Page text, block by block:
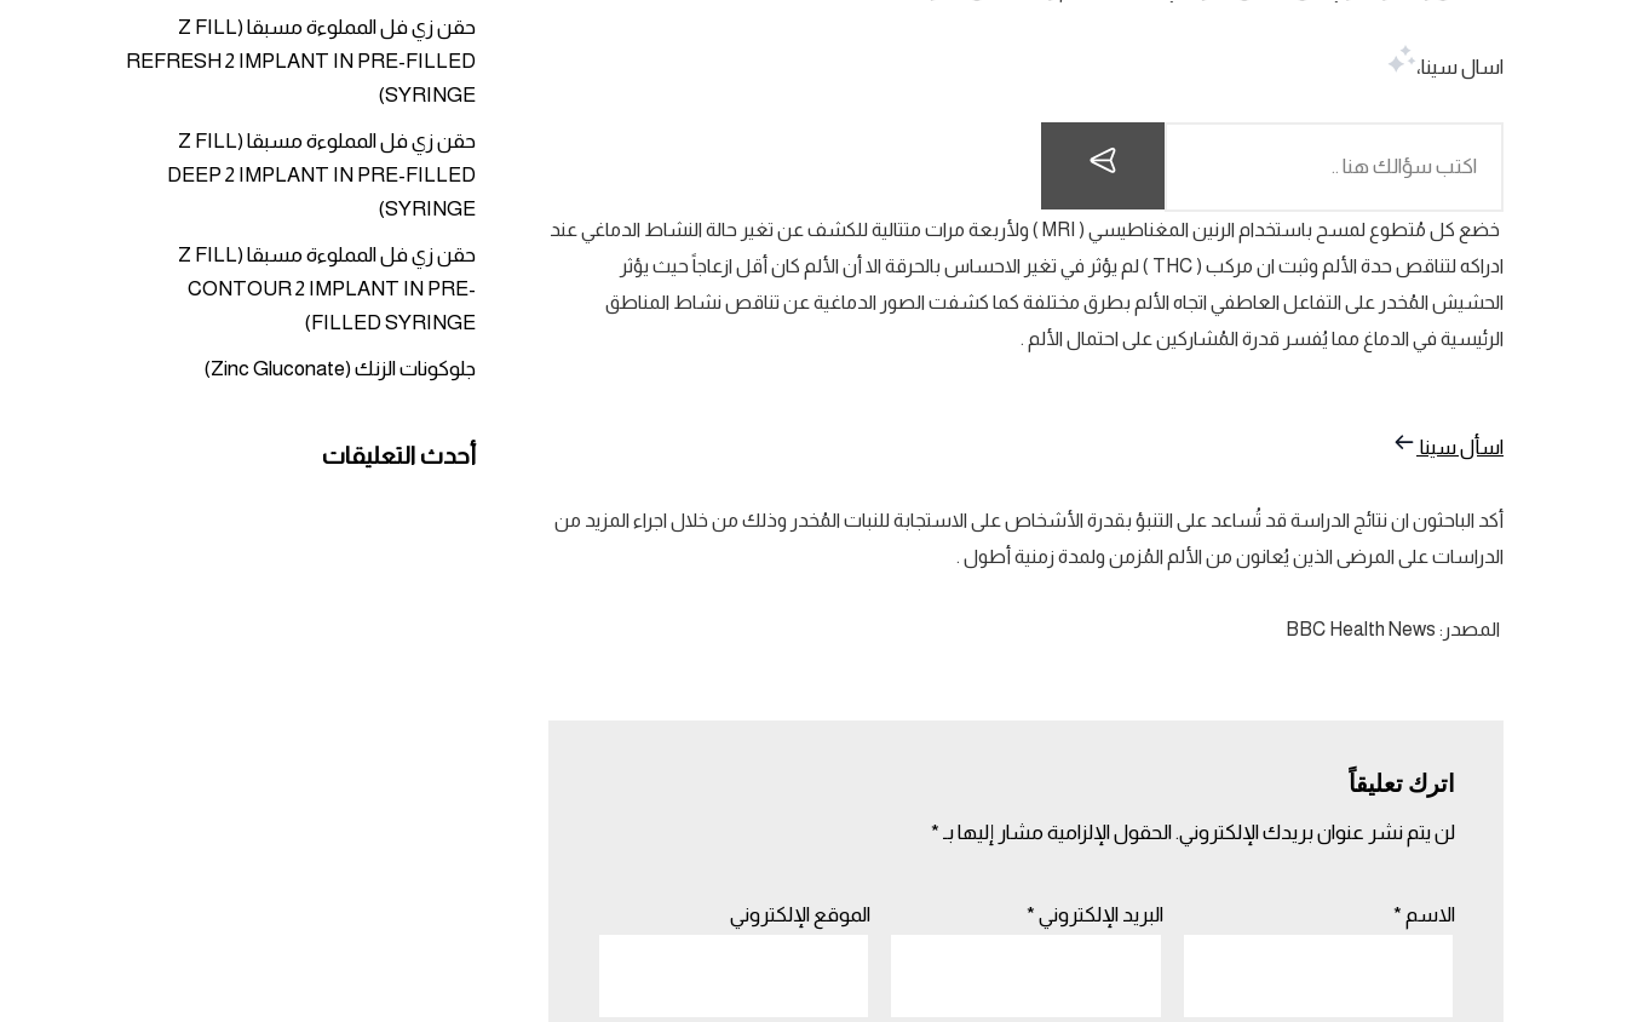
اسال سينا،
خضع كل مُتطوع لمسح باستخدام الرنين المغناطيسي ( MRI ) ولأربعة مرات متتالية للكشف عن تغير حالة النشاط الدماغي عند
ادراكه لتناقص حدة الألم وثبت ان مركب ( THC ) لم يؤثر في تغير الاحساس بالحرقة الا أن الألم كان أقل ازعاجاً حيث يؤثر
الحشيش المُخدر على التفاعل العاطفي اتجاه الألم بطرق مختلفة كما كشفت الصور الدماغية عن تناقص نشاط المناطق
الرئيسية في الدماغ مما يُفسر قدرة المُشاركين على احتمال الألم .
اسأل سينا
أكد الباحثون ان نتائج الدراسة قد تُساعد على التنبؤ بقدرة الأشخاص على الاستجابة للنبات المُخدر وذلك من خلال اجراء المزيد من
الدراسات على المرضى الذين يُعانون من الألم المُزمن ولمدة زمنية أطول .
المصدر: BBC Health News
اترك تعليقاً
لن يتم نشر عنوان بريدك الإلكتروني.الحقول الإلزامية مشار إليها بـ *
الاسم * البريد الإلكتروني * الموقع الإلكتروني
حقن زي فل المملوءة مسبقا (Z FILL
REFRESH 2 IMPLANT IN PRE-FILLED
SYRINGE)
حقن زي فل المملوءة مسبقا (Z FILL
DEEP 2 IMPLANT IN PRE-FILLED
SYRINGE)
حقن زي فل المملوءة مسبقا (Z FILL
CONTOUR 2 IMPLANT IN PRE-
FILLED SYRINGE)
جلوكونات الزنك (Zinc Gluconate)
أحدث التعليقات